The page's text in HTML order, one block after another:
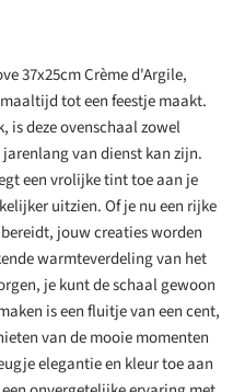
37x25cm Crème d'Argile,
tot een feestje maakt.
is deze ovenschaal zowel
van dienst kan zijn.
een vrolijke tint toe aan je
uitzien. Of je nu een rijke
jouw creaties worden
warmteverdeling van het
je kunt de schaal gewoon
is een fluitje van een cent,
van de mooie momenten
elegantie en kleur toe aan